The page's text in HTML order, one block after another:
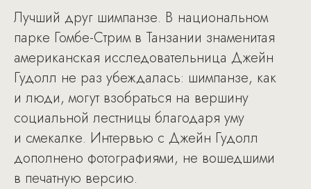
Лучший друг шимпанзе. В национальном
парке Гомбе-Стрим в Танзании знаменитая
американская исследовательница Джейн
Гудолл не раз убеждалась: шимпанзе, как
и люди, могут взобраться на вершину
социальной лестницы благодаря уму
и смекалке. Интервью с Джейн Гудолл
дополнено фотографиями, не вошедшими
в печатную версию.